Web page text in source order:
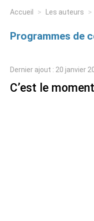
Accueil > Les auteurs >
Programmes de
Dernier ajout : 20 janvier
C’est le